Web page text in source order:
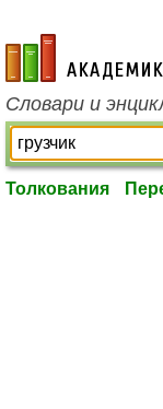
academic.ru
Словари и
Толкования